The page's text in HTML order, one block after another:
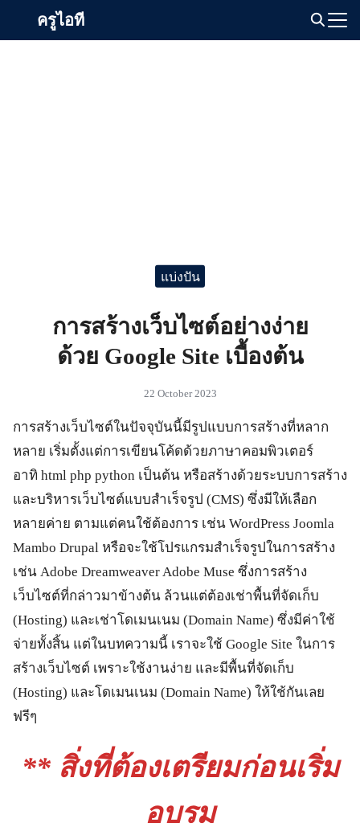
ครูไอที
แบ่งปัน
การสร้างเว็บไซต์อย่างง่าย
ด้วย Google Site เบื้องต้น
22 October 2023
การสร้างเว็บไซต์ในปัจจุบันนี้มีรูปแบบการสร้างที่หลาก
หลาย เริ่มตั้งแต่การเขียนโค้ดด้วยภาษาคอมพิวเตอร์
อาทิ html php python เป็นต้น หรือสร้างด้วยระบบการสร้าง
และบริหารเว็บไซต์แบบสำเร็จรูป (CMS) ซึ่งมีให้เลือก
หลายค่าย ตามแต่คนใช้ต้องการ เช่น WordPress Joomla
Mambo Drupal หรือจะใช้โปรแกรมสำเร็จรูปในการสร้าง
เช่น Adobe Dreamweaver Adobe Muse ซึ่งการสร้าง
เว็บไซต์ที่กล่าวมาข้างต้น ล้วนแต่ต้องเช่าพื้นที่จัดเก็บ
(Hosting) และเช่าโดเมนเนม (Domain Name) ซึ่งมีค่าใช้
จ่ายทั้งสิ้น แต่ในบทความนี้ เราจะใช้ Google Site ในการ
สร้างเว็บไซต์ เพราะใช้งานง่าย และมีพื้นที่จัดเก็บ
(Hosting) และโดเมนเนม (Domain Name) ให้ใช้กันเลย
ฟรีๆ
** สิ่งที่ต้องเตรียมก่อนเริ่ม
อบรม